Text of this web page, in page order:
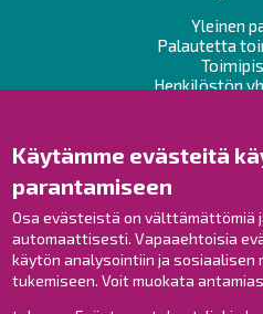
Käytämme evästeitä
parantamiseen
Osa evästeistä on välttämättömiä
automaattisesti. Vapaaehtoisia
käytön analysointiin ja sosiaalisen
tukemiseen. Voit muokata
Yleinen
Palautetta
Henkilöstön
Raahe
Raahe
Raahe
Raahe